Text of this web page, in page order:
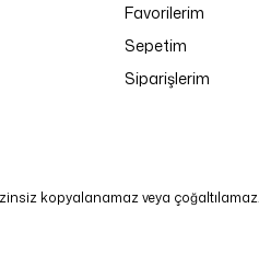
Favorilerim
Sepetim
Siparişlerim
kopyalanamaz veya